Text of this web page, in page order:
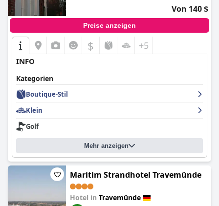
wert ist.
Von 140 $
Preise anzeigen
$ +5
INFO
Kategorien
Boutique-Stil
Klein
Golf
Mehr anzeigen
Maritim Strandhotel Travemünde
Hotel in Travemünde